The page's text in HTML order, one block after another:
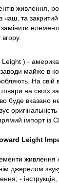
живлення,
чаш, та
) -
майже в
На свій
на своїх
буде вказано
імпорт із
Leight
живлення
джерелом
-